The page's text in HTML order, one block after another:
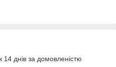
днів за домовленістю